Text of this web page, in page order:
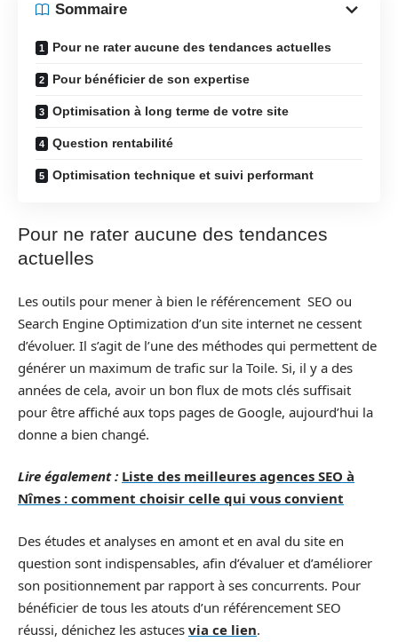
Sommaire
Pour ne rater aucune des tendances actuelles
Pour bénéficier de son expertise
Optimisation à long terme de votre site
Question rentabilité
Optimisation technique et suivi performant
Pour ne rater aucune des tendances
actuelles
Les outils pour mener à bien le référencement SEO ou
Search Engine Optimization d’un site internet ne cessent
d’évoluer. Il s’agit de l’une des méthodes qui permettent de
générer un maximum de trafic sur la Toile. Si, il y a des
années de cela, avoir un bon flux de mots clés suffisait
pour être affiché aux tops pages de Google, aujourd’hui la
donne a bien changé.
Lire également : Liste des meilleures agences SEO à
Nîmes : comment choisir celle qui vous convient
Des études et analyses en amont et en aval du site en
question sont indispensables, afin d’évaluer et d’améliorer
son positionnement par rapport à ses concurrents. Pour
bénéficier de tous les atouts d’un référencement SEO
réussi, dénichez les astuces via ce lien.